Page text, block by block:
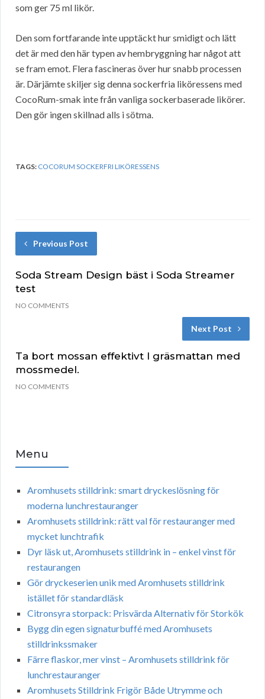
som ger 75 ml likör.
Den som fortfarande inte upptäckt hur smidigt och lätt
det är med den här typen av hembryggning har något att
se fram emot. Flera fascineras över hur snabb processen
är. Därjämte skiljer sig denna sockerfria liköressens med
CocoRum-smak inte från vanliga sockerbaserade likörer.
Den gör ingen skillnad alls i sötma.
TAGS: COCORUM SOCKERFRI LIKÖRESSENS
Previous Post
Soda Stream Design bäst i Soda Streamer
test
NO COMMENTS
Next Post
Ta bort mossan effektivt I gräsmattan med
mossmedel.
NO COMMENTS
Menu
Aromhusets stilldrink: smart dryckeslösning för
moderna lunchrestauranger
Aromhusets stilldrink: rätt val för restauranger med
mycket lunchtrafik
Dyr läsk ut, Aromhusets stilldrink in – enkel vinst för
restaurangen
Gör dryckeserien unik med Aromhusets stilldrink
istället för standardläsk
Citronsyra storpack: Prisvärda Alternativ för Storkök
Bygg din egen signaturbuffé med Aromhusets
stilldrinkssmaker
Färre flaskor, mer vinst – Aromhusets stilldrink för
lunchrestauranger
Aromhusets Stilldrink Frigör Både Utrymme och